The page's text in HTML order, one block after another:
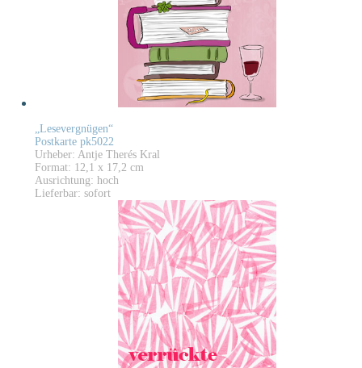
„Lesevergnügen“
Postkarte pk5022
Urheber: Antje Therés Kral
Format: 12,1 x 17,2 cm
Ausrichtung: hoch
Lieferbar: sofort